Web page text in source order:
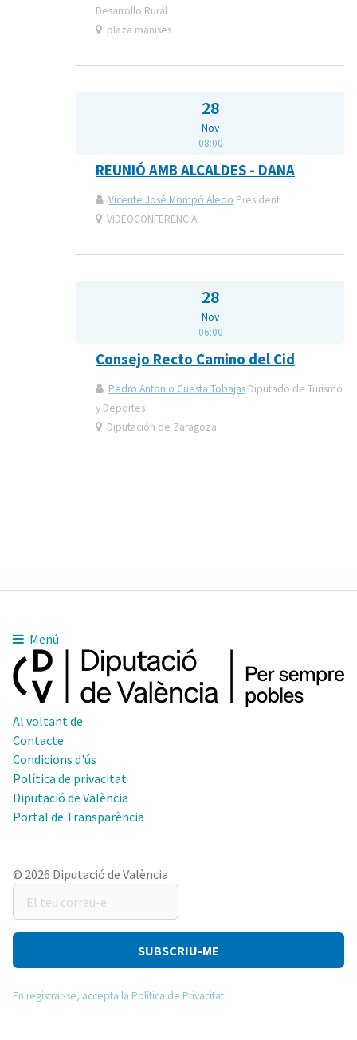
Desarrollo Rural
plaza manises
28
Nov
08:00
REUNIÓ AMB ALCALDES - DANA
Vicente José Mompó Aledo President
VIDEOCONFERENCIA
28
Nov
06:00
Consejo Recto Camino del Cid
Pedro Antonio Cuesta Tobajas Diputado de Turismo
y Deportes
Diputación de Zaragoza
Menú
Al voltant de
Contacte
Condicions d'ús
Política de privacitat
Diputació de València
Portal de Transparència
© 2026 Diputació de València
teu
correu-
En registrar-se, accepta la Política de Privacitat